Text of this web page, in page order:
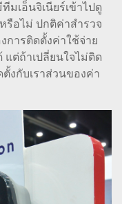
มเอ็นจิเนียร์เข้าไปดู
รือไม่ ปกติค่าสำรวจ
การติดตั้งค่าใช้จ่าย
แต่ถ้าเปลี่ยนใจไม่ติด
งกับเราส่วนของค่า